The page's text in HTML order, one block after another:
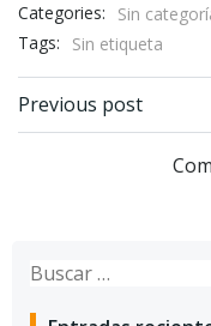
Categories:
Sin
Tags:
Sin etiqueta
Previous post
Buscar: